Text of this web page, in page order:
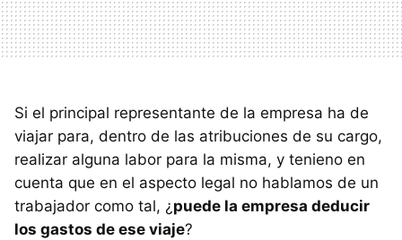
Si el principal representante de la empresa ha de
viajar para, dentro de las atribuciones de su cargo,
realizar alguna labor para la misma, y tenieno en
cuenta que en el aspecto legal no hablamos de un
trabajador como tal, ¿ puede la empresa deducir
los gastos de ese viaje?